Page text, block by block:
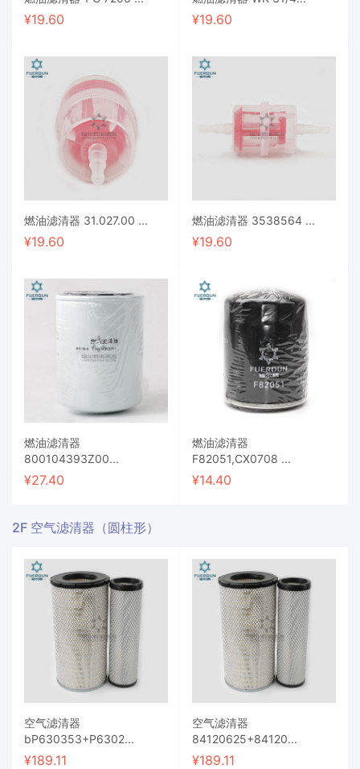
¥19.60 ¥19.60
燃油滤清器 31.027.00 ...
¥19.60
燃油滤清器 3538564 ...
¥19.60
燃油滤清器
800104393Z00...
¥27.40
燃油滤清器
F82051,CX0708 ...
¥14.40
2F 空气滤清器（圆柱形）
空气滤清器
bP630353+P6302...
¥189.11
空气滤清器
84120625+84120...
¥189.11